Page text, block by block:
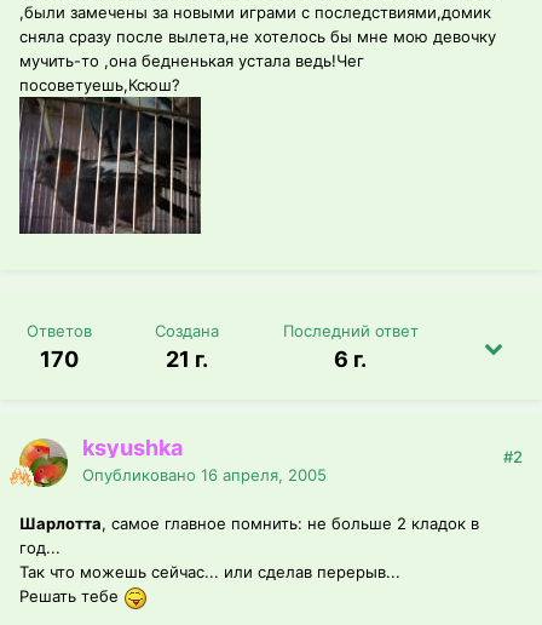
,были замечены за новыми играми с последствиями,домик
сняла сразу после вылета,не хотелось бы мне мою девочку
мучить-то ,она бедненькая устала ведь!Чег
посоветуешь,Ксюш?
Ответов
170
Создана
21 г.
Последний ответ
6 г.
ksyushka
Опубликовано 16 апреля, 2005
#2
Шарлотта, самое главное помнить: не больше 2 кладок в
год...
Так что можешь сейчас... или сделав перерыв...
Решать тебе